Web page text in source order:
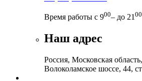
Время работы с 900– до 21 00
Наш адрес
Россия, Московская
Волоколамское шоссе, 44,